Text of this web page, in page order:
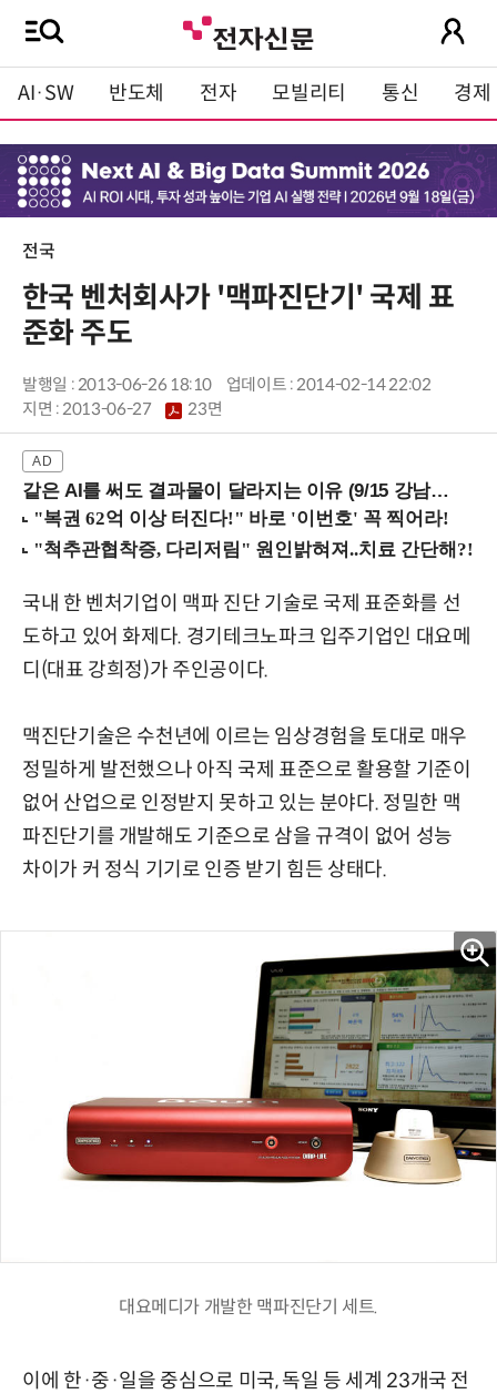
AI·SW 반도체 전자 모빌리티 통신 경제
전국
한국 벤처회사가 '맥파진단기' 국제 표
준화 주도
발행일 : 2013-06-26 18:10
업데이트 : 2014-02-14 22:02
지면 :2013-06-27 23면
같은 AI를 써도 결과물이 달라지는 이유 (9/15 강남역)
국내 한 벤처기업이 맥파 진단 기술로 국제 표준화를 선
도하고 있어 화제다. 경기테크노파크 입주기업인 대요메
디(대표 강희정)가 주인공이다.
맥진단기술은 수천년에 이르는 임상경험을 토대로 매우
정밀하게 발전했으나 아직 국제 표준으로 활용할 기준이
없어 산업으로 인정받지 못하고 있는 분야다. 정밀한 맥
파진단기를 개발해도 기준으로 삼을 규격이 없어 성능
차이가 커 정식 기기로 인증 받기 힘든 상태다.
대요메디가 개발한 맥파진단기 세트.
이에 한·중·일을 중심으로 미국, 독일 등 세계 23개국 전